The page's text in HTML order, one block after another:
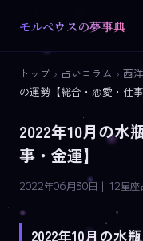
モルペウスの夢事典
トップ › 占いコラム › 西
の運勢【総合・恋愛・仕事
2022年10月の水
事・金運】
2022年06月30日 | 12星座
2022年10月の水